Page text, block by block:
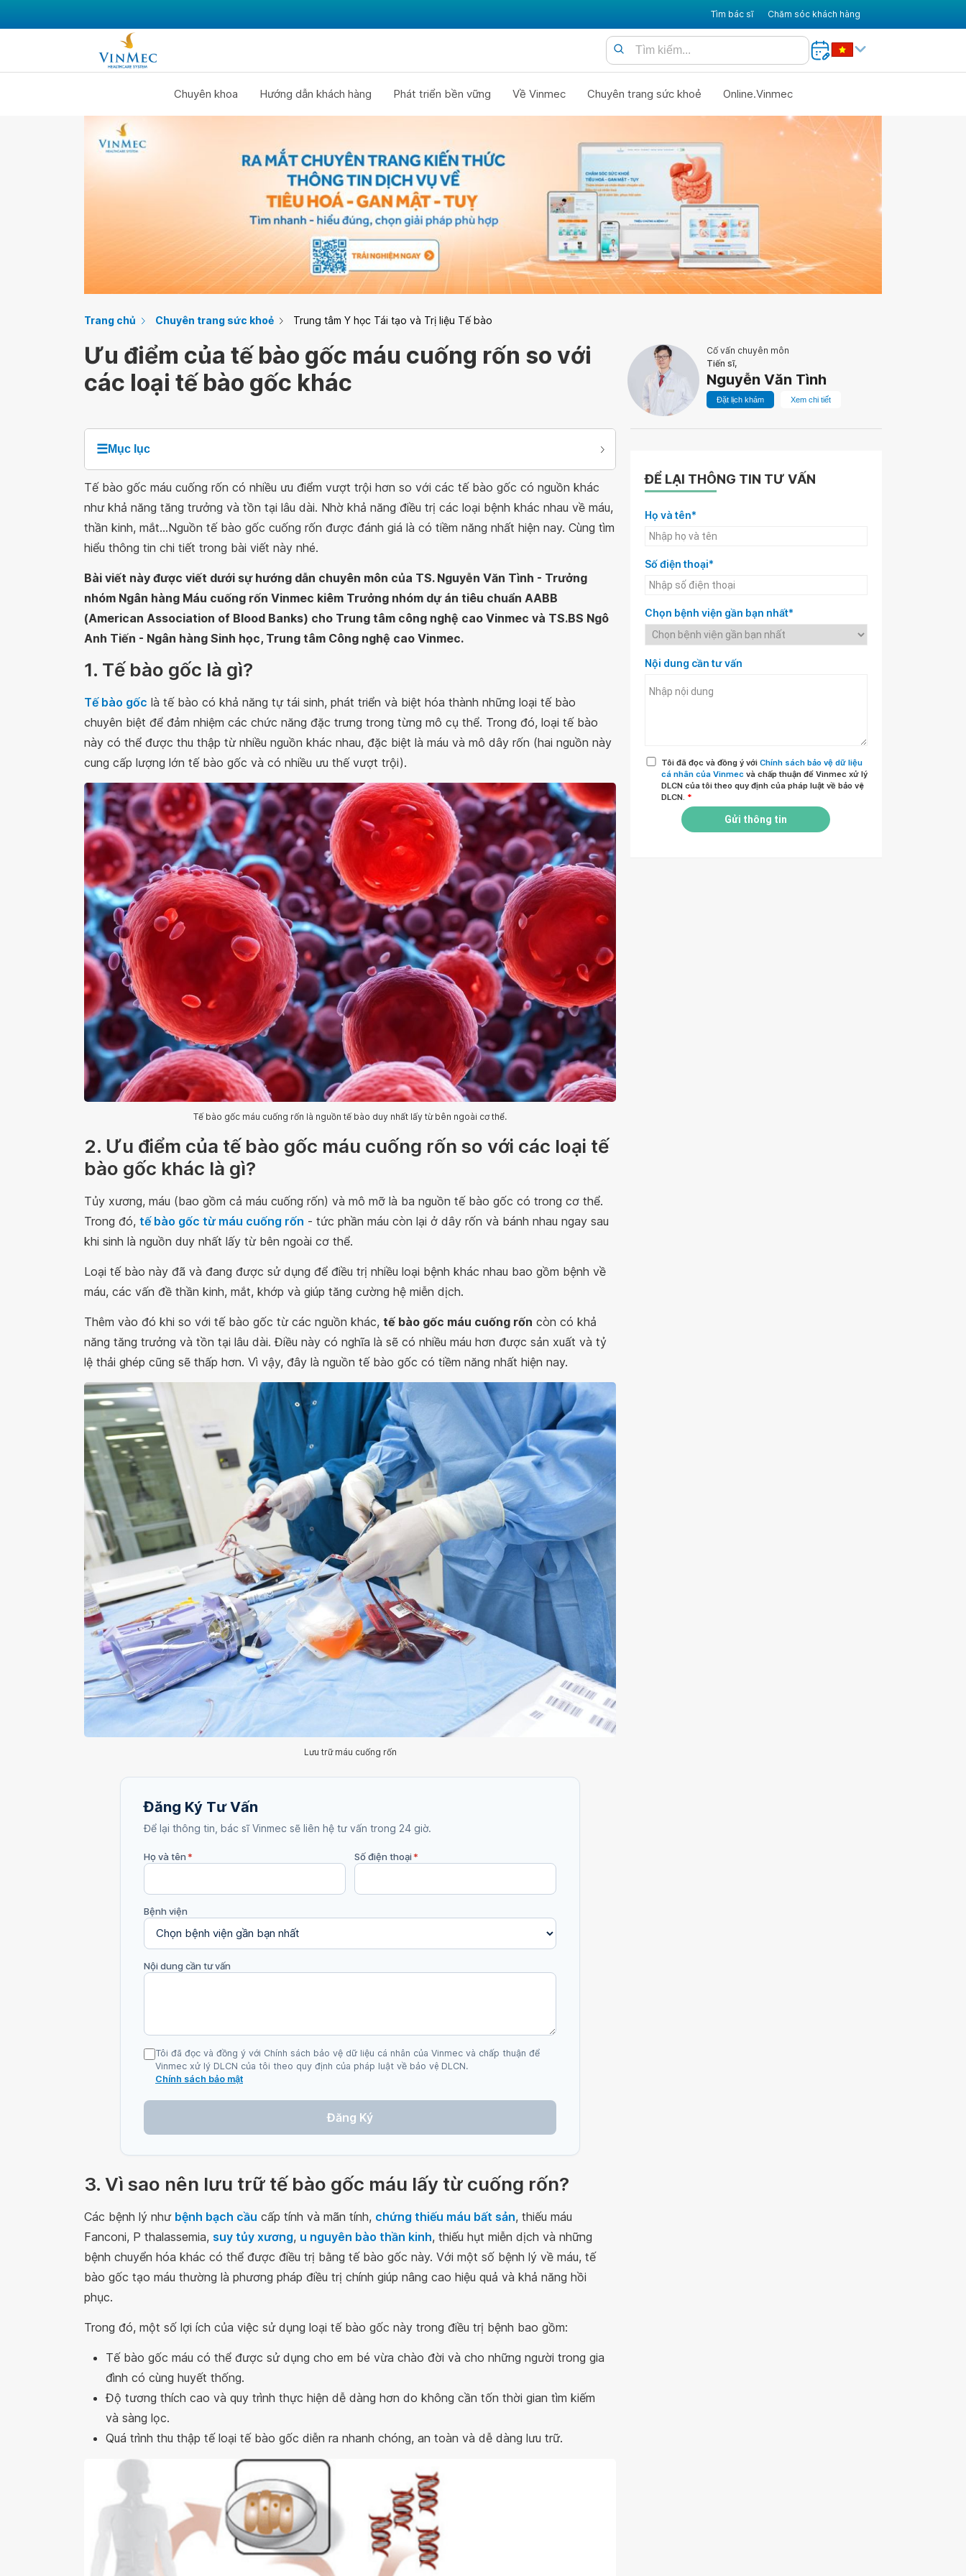
Tìm bác sĩ Chăm sóc khách hàng
Chuyên khoa Hướng dẫn khách hàng Phát triển bền vững Về Vinmec Chuyên trang sức khoẻ Online.Vinmec
Trang chủ Chuyên trang sức khoẻ Trung tâm Y học Tái tạo và Trị liệu Tế bào
Ưu điểm của tế bào gốc máu cuống rốn so với
các loại tế bào gốc khác
Cố vấn chuyên môn
Tiến sĩ,
Nguyễn Văn Tình
Đặt lịch khám Xem chi tiết
☰Mục lục
Tế bào gốc máu cuống rốn có nhiều ưu điểm vượt trội hơn so với các tế bào gốc có nguồn khác
như khả năng tăng trưởng và tồn tại lâu dài. Nhờ khả năng điều trị các loại bệnh khác nhau về máu,
thần kinh, mắt…Nguồn tế bào gốc cuống rốn được đánh giá là có tiềm năng nhất hiện nay. Cùng tìm
hiểu thông tin chi tiết trong bài viết này nhé.
Bài viết này được viết dưới sự hướng dẫn chuyên môn của TS. Nguyễn Văn Tình - Trưởng
nhóm Ngân hàng Máu cuống rốn Vinmec kiêm Trưởng nhóm dự án tiêu chuẩn AABB
(American Association of Blood Banks) cho Trung tâm công nghệ cao Vinmec và TS.BS Ngô
Anh Tiến - Ngân hàng Sinh học, Trung tâm Công nghệ cao Vinmec.
1. Tế bào gốc là gì?
Tế bào gốc là tế bào có khả năng tự tái sinh, phát triển và biệt hóa thành những loại tế bào
chuyên biệt để đảm nhiệm các chức năng đặc trưng trong từng mô cụ thể. Trong đó, loại tế bào
này có thể được thu thập từ nhiều nguồn khác nhau, đặc biệt là máu và mô dây rốn (hai nguồn này
cung cấp lượng lớn tế bào gốc và có nhiều ưu thế vượt trội).
Tế bào gốc máu cuống rốn là nguồn tế bào duy nhất lấy từ bên ngoài cơ thể.
2. Ưu điểm của tế bào gốc máu cuống rốn so với các loại tế
bào gốc khác là gì?
Tủy xương, máu (bao gồm cả máu cuống rốn) và mô mỡ là ba nguồn tế bào gốc có trong cơ thể.
Trong đó, tế bào gốc từ máu cuống rốn - tức phần máu còn lại ở dây rốn và bánh nhau ngay sau
khi sinh là nguồn duy nhất lấy từ bên ngoài cơ thể.
Loại tế bào này đã và đang được sử dụng để điều trị nhiều loại bệnh khác nhau bao gồm bệnh về
máu, các vấn đề thần kinh, mắt, khớp và giúp tăng cường hệ miễn dịch.
Thêm vào đó khi so với tế bào gốc từ các nguồn khác, tế bào gốc máu cuống rốn còn có khả
năng tăng trưởng và tồn tại lâu dài. Điều này có nghĩa là sẽ có nhiều máu hơn được sản xuất và tỷ
lệ thải ghép cũng sẽ thấp hơn. Vì vậy, đây là nguồn tế bào gốc có tiềm năng nhất hiện nay.
Lưu trữ máu cuống rốn
Đăng Ký Tư Vấn
Để lại thông tin, bác sĩ Vinmec sẽ liên hệ tư vấn trong 24 giờ.
Họ và tên* Số điện thoại*
Bệnh viện
Nội dung cần tư vấn
Tôi đã đọc và đồng ý với Chính sách bảo vệ dữ liệu cá nhân của Vinmec và chấp thuận để
Vinmec xử lý DLCN của tôi theo quy định của pháp luật về bảo vệ DLCN.
Chính sách bảo mật
Đăng Ký
3. Vì sao nên lưu trữ tế bào gốc máu lấy từ cuống rốn?
Các bệnh lý như bệnh bạch cầu cấp tính và mãn tính, chứng thiếu máu bất sản, thiếu máu
Fanconi, P thalassemia, suy tủy xương, u nguyên bào thần kinh, thiếu hụt miễn dịch và những
bệnh chuyển hóa khác có thể được điều trị bằng tế bào gốc này. Với một số bệnh lý về máu, tế
bào gốc tạo máu thường là phương pháp điều trị chính giúp nâng cao hiệu quả và khả năng hồi
phục.
Trong đó, một số lợi ích của việc sử dụng loại tế bào gốc này trong điều trị bệnh bao gồm:
Tế bào gốc máu có thể được sử dụng cho em bé vừa chào đời và cho những người trong gia
đình có cùng huyết thống.
Độ tương thích cao và quy trình thực hiện dễ dàng hơn do không cần tốn thời gian tìm kiếm
và sàng lọc.
Quá trình thu thập tế loại tế bào gốc diễn ra nhanh chóng, an toàn và dễ dàng lưu trữ.
ĐỂ LẠI THÔNG TIN TƯ VẤN
Họ và tên*
Số điện thoại*
Chọn bệnh viện gần bạn nhất*
Nội dung cần tư vấn
Tôi đã đọc và đồng ý với Chính sách bảo vệ dữ liệu
cá nhân của Vinmec và chấp thuận để Vinmec xử lý
DLCN của tôi theo quy định của pháp luật về bảo vệ
DLCN. *
Gửi thông tin